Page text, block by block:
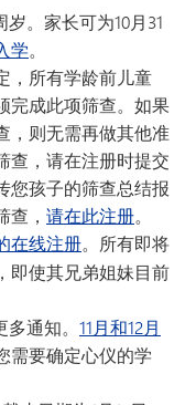
。家长可为10月31
学。
，所有学龄前儿童
完成此项筛查。如果
，则无需再做其他准
查，请在注册时提交
您孩子的筛查总结报
， 请在此注册。
在线注册。所有即将
即使其兄弟姐妹目前
通知。 11月和12月
需要确定心仪的学